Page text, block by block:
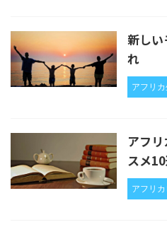
新しい
れ
アフリ
アフ
スメ
アフリ